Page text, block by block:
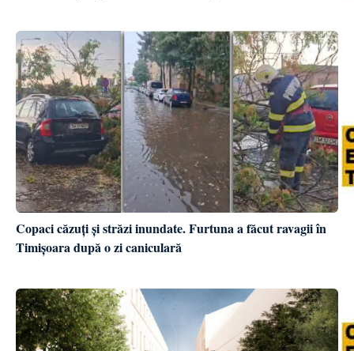
Copaci căzuți și străzi inundate. Furtuna a făcut ravagii în
Timișoara după o zi caniculară